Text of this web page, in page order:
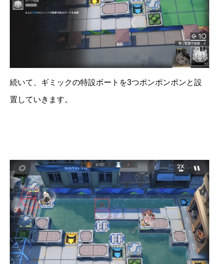
続いて、ギミックの特設ボートを3つポンポンポンと設
置していきます。